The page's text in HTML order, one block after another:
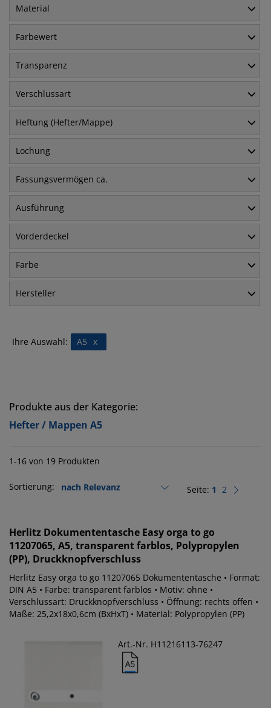
Material
Farbewert
Transparenz
Verschlussart
Heftung (Hefter/Mappe)
Lochung
Fassungsvermögen ca.
Ausführung
Vorderdeckel
Farbe
Hersteller
Ihre Auswahl: x
A5
Produkte aus der Kategorie:
Hefter / Mappen A5
1-16 von 19 Produkten
Sortierung: Seite: 1 2
Herlitz Dokumententasche Easy orga to go
11207065, A5, transparent farblos, Polypropylen
(PP), Druckknopfverschluss
Herlitz Easy orga to go 11207065 Dokumententasche • Format:
DIN A5 • Farbe: transparent farblos • Motiv: ohne •
Verschlussart: Druckknopfverschluss • Öffnung: rechts offen •
Maße: 25,2x18x0,6cm (BxHxT) • Material: Polypropylen (PP)
Art.-Nr. H11216113-76247